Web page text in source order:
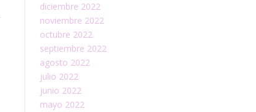
diciembre 2022
noviembre 2022
octubre 2022
septiembre 2022
agosto 2022
julio 2022
junio 2022
mayo 2022